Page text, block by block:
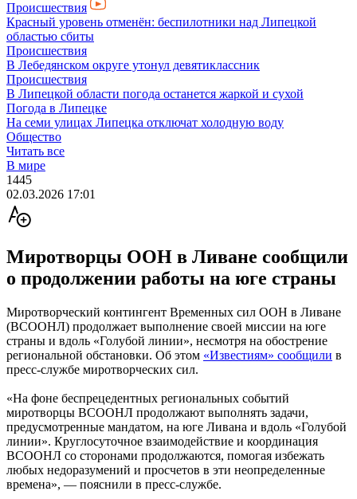
Происшествия
Красный уровень отменён: беспилотники над Липецкой
областью сбиты
Происшествия
В Лебедянском округе утонул девятиклассник
Происшествия
В Липецкой области погода останется жаркой и сухой
Погода в Липецке
На семи улицах Липецка отключат холодную воду
Общество
Читать все
В мире
1445
02.03.2026 17:01
Миротворцы ООН в Ливане сообщили
о продолжении работы на юге страны
Миротворческий контингент Временных сил ООН в Ливане
(ВСООНЛ) продолжает выполнение своей миссии на юге
страны и вдоль «Голубой линии», несмотря на обострение
региональной обстановки. Об этом «Известиям» сообщили в
пресс-службе миротворческих сил.
«На фоне беспрецедентных региональных событий
миротворцы ВСООНЛ продолжают выполнять задачи,
предусмотренные мандатом, на юге Ливана и вдоль «Голубой
линии». Круглосуточное взаимодействие и координация
ВСООНЛ со сторонами продолжаются, помогая избежать
любых недоразумений и просчетов в эти неопределенные
времена», — пояснили в пресс-службе.